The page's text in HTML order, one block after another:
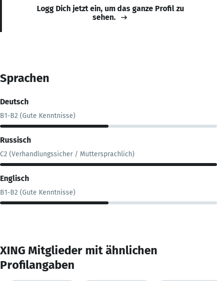
Logg Dich jetzt ein, um das ganze Profil zu
sehen.
Sprachen
Deutsch
B1-B2 (Gute Kenntnisse)
Russisch
C2 (Verhandlungssicher / Muttersprachlich)
Englisch
B1-B2 (Gute Kenntnisse)
XING Mitglieder mit ähnlichen
Profilangaben